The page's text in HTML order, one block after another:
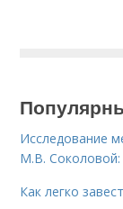
Исследование
М.В. Соколовой:
Как легко